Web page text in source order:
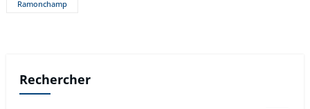
Ramonchamp
Rechercher